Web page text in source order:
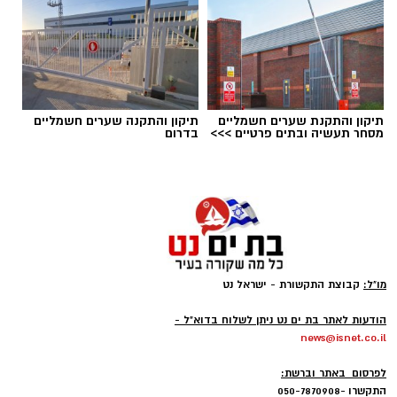
אלדה נתנאל / 09:24 26.06.26
תגים:חרדיים חיילים
תיקון והתקנת שערים חשמליים
מסחר תעשיה ובתים פרטיים >>>
תיקון והתקנה שערים חשמליים
בדרום
מו"ל: קבוצת התקשורת - ישראל נט
הודעות לאתר בת ים נט ניתן לשלוח בדוא"ל -
news@isnet.co.il
לפרסום באתר וברשת:
התקשרו -050-7870908